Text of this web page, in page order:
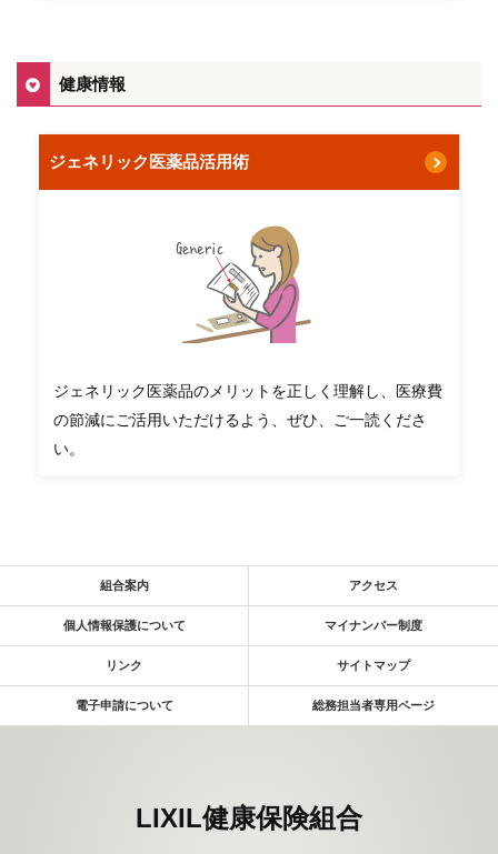
健康情報
ジェネリック医薬品活用術
ジェネリック医薬品のメリットを正しく理解し、医療費
の節減にご活用いただけるよう、ぜひ、ご一読くださ
い。
組合案内 アクセス
個人情報保護について マイナンバー制度
リンク サイトマップ
電子申請について 総務担当者専用ページ
LIXIL健康保険組合